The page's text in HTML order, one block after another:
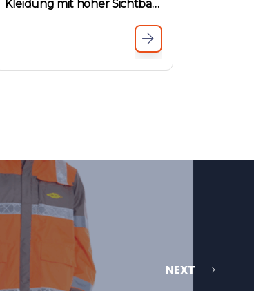
Kleidung mit hoher Sichtbarkeit
NEXT